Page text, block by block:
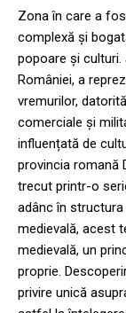
Zona în care a
complexă și
popoare și
României, a
vremurilor,
comerciale și
influențată de
provincia romană
trecut printr-o
adânc în
medievală, acest
medievală, un
proprie.
privire unică